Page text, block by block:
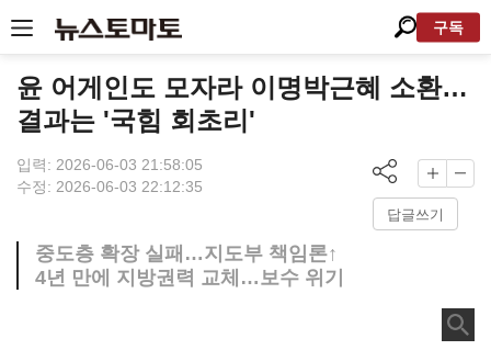
구독
윤 어게인도 모자라 이명박근혜 소환…
결과는 '국힘 회초리'
입력: 2026-06-03 21:58:05
수정: 2026-06-03 22:12:35
답글쓰기
중도층 확장 실패…지도부 책임론↑
4년 만에 지방권력 교체…보수 위기